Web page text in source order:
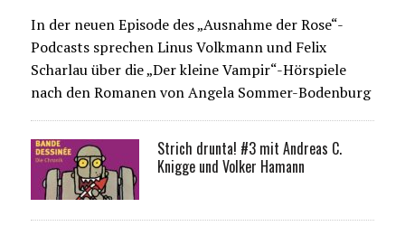
In der neuen Episode des „Ausnahme der Rose“-
Podcasts sprechen Linus Volkmann und Felix
Scharlau über die „Der kleine Vampir“-Hörspiele
nach den Romanen von Angela Sommer-Bodenburg
Strich drunta! #3 mit Andreas C.
Knigge und Volker Hamann